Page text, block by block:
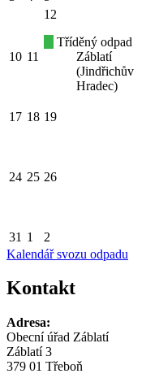
10 11
12
Tříděný odpad
Záblatí
(Jindřichův
Hradec)
17 18 19
24 25 26
31 1 2
Kalendář svozu odpadu
Kontakt
Adresa:
Obecní úřad Záblatí
Záblatí 3
379 01 Třeboň